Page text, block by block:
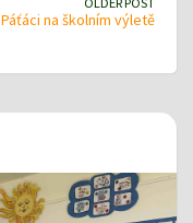
Páťáci na školním výletě